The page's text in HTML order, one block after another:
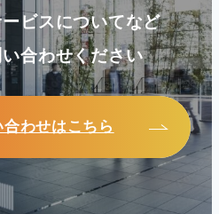
ビスについてなど
合わせください
合わせはこちら